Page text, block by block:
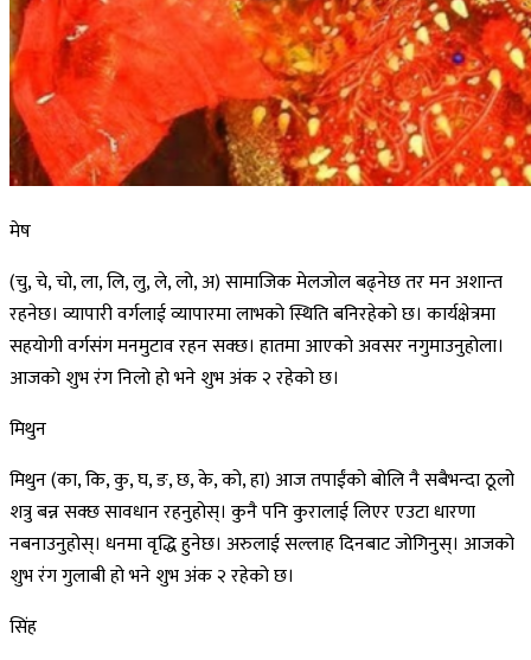
मेष
(चु, चे, चो, ला, लि, लु, ले, लो, अ) सामाजिक मेलजोल बढ्नेछ तर मन अशान्त
रहनेछ। व्यापारी वर्गलाई व्यापारमा लाभको स्थिति बनिरहेको छ। कार्यक्षेत्रमा
सहयोगी वर्गसंग मनमुटाव रहन सक्छ। हातमा आएको अवसर नगुमाउनुहोला।
आजको शुभ रंग निलो हो भने शुभ अंक २ रहेको छ।
मिथुन
मिथुन (का, कि, कु, घ, ङ, छ, के, को, हा) आज तपाईंको बोलि नै सबैभन्दा ठूलो
शत्रु बन्न सक्छ सावधान रहनुहोस्। कुनै पनि कुरालाई लिएर एउटा धारणा
नबनाउनुहोस्। धनमा वृद्धि हुनेछ। अरुलाई सल्लाह दिनबाट जोगिनुस्। आजको
शुभ रंग गुलाबी हो भने शुभ अंक २ रहेको छ।
सिंह